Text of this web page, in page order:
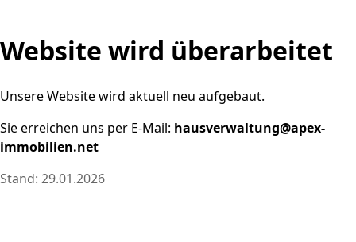
Website wird überarbeitet
Unsere Website wird aktuell neu aufgebaut.
Sie erreichen uns per E-Mail: hausverwaltung@apex-
immobilien.net
Stand: 29.01.2026